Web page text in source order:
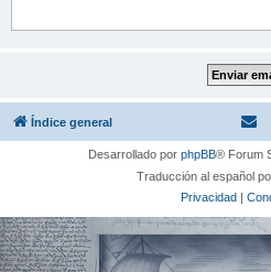
Índice general
Desarrollado por phpBB® Forum
Traducción al español
Privacidad |